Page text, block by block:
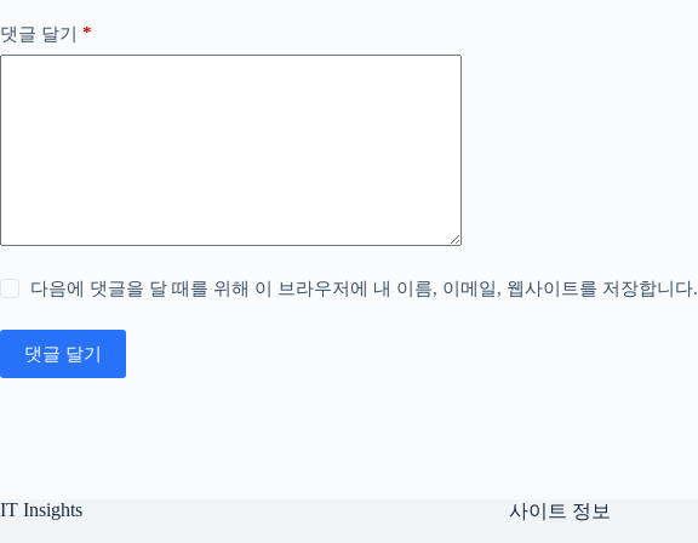
댓글 달기 *
다음에 댓글을 달 때를 위해 이 브라우저에 내 이름, 이메일, 웹사이트를 저장합니다.
댓글 달기
IT Insights
사이트 정보